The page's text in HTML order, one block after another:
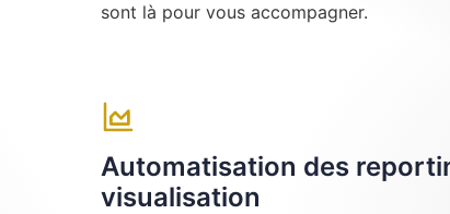
sont là pour vous accompagner.
Automatisation des
visualisation